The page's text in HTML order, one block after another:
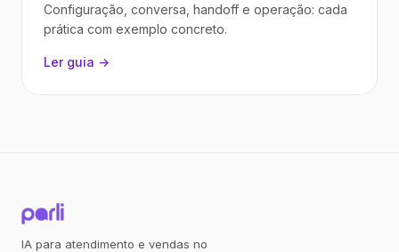
Configuração, conversa, handoff e operação: cada
prática com exemplo concreto.
Ler guia →
IA para atendimento e vendas no